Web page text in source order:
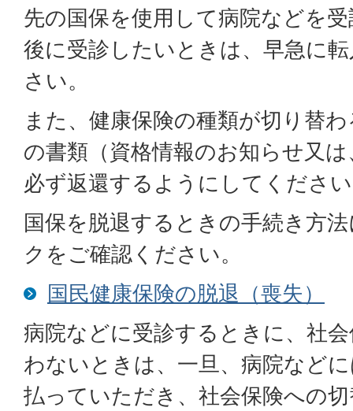
先の国保を使用して病院などを
後に受診したいときは、早急に
さい。
また、健康保険の種類が切り替
の書類（資格情報のお知らせ又
必ず返還するようにしてくださ
国保を脱退するときの手続き方
クをご確認ください。
国民健康保険の脱退（喪失）
病院などに受診するときに、社
わないときは、一旦、病院など
払っていただき、社会保険への